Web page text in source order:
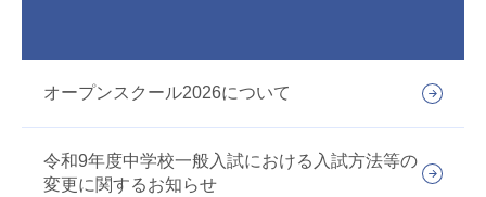
オープンスクール2026について
令和9年度中学校一般入試における入試方法等の
変更に関するお知らせ